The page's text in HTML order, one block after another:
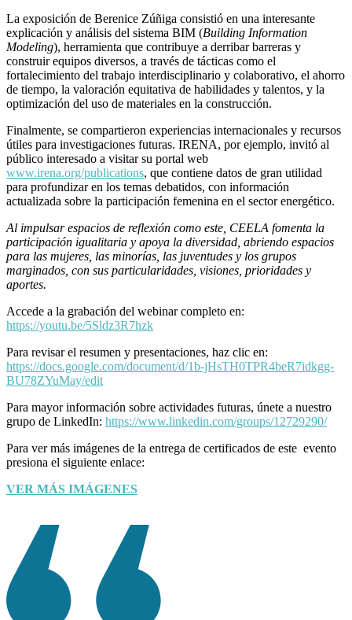
La exposición de Berenice Zúñiga consistió en una interesante
explicación y análisis del sistema BIM (Building Information
Modeling), herramienta que contribuye a derribar barreras y
construir equipos diversos, a través de tácticas como el
fortalecimiento del trabajo interdisciplinario y colaborativo, el ahorro
de tiempo, la valoración equitativa de habilidades y talentos, y la
optimización del uso de materiales en la construcción.
Finalmente, se compartieron experiencias internacionales y recursos
útiles para investigaciones futuras. IRENA, por ejemplo, invitó al
público interesado a visitar su portal web
www.irena.org/publications, que contiene datos de gran utilidad
para profundizar en los temas debatidos, con información
actualizada sobre la participación femenina en el sector energético.
Al impulsar espacios de reflexión como este, CEELA fomenta la
participación igualitaria y apoya la diversidad, abriendo espacios
para las mujeres, las minorías, las juventudes y los grupos
marginados, con sus particularidades, visiones, prioridades y
aportes.
Accede a la grabación del webinar completo en:
https://youtu.be/5Sldz3R7hzk
Para revisar el resumen y presentaciones, haz clic en:
https://docs.google.com/document/d/1b-jHsTH0TPR4beR7idkgg-
BU78ZYuMay/edit
Para mayor información sobre actividades futuras, únete a nuestro
grupo de LinkedIn: https://www.linkedin.com/groups/12729290/
Para ver más imágenes de la entrega de certificados de este evento
presiona el siguiente enlace:
VER MÁS IMÁGENES